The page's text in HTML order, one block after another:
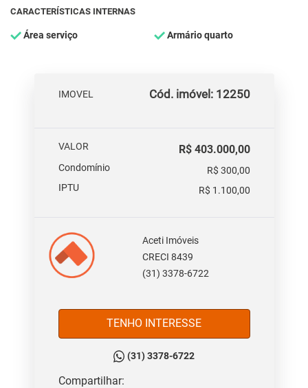
CARACTERÍSTICAS INTERNAS
Área serviço Armário quarto
IMOVEL Cód. imóvel: 12250
VALOR R$ 403.000,00
Condomínio
R$ 300,00
IPTU
R$ 1.100,00
Aceti Imóveis
CRECI 8439
(31) 3378-6722
TENHO INTERESSE
(31) 3378-6722
Compartilhar: